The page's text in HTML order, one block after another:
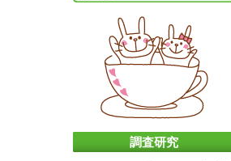
調査研究